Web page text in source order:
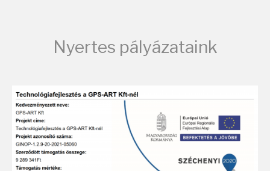
Nyertes pályázataink